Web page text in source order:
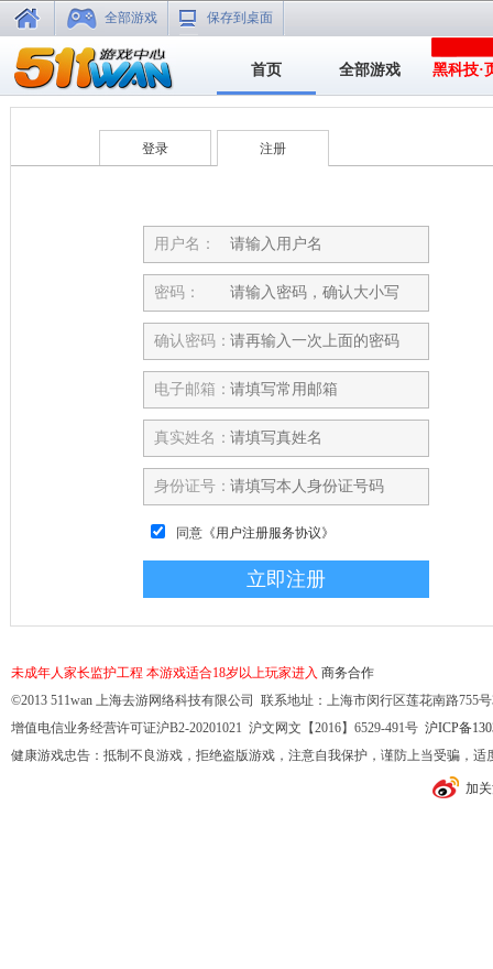
全部游戏 保存到桌面
首页 全部游戏 黑科技·
登录 注册
用户名：
密码：
确认密码：
电子邮箱：
真实姓名：
身份证号：
同意 《用户注册服务协议》
未成年人家长监护工程 本游戏适合18岁以上玩家进入 商务合作
©2013 511wan 上海去游网络科技有限公司 联系地址：上海市闵行区莲花南路755
增值电信业务经营许可证沪B2-20201021 沪文网文【2016】6529-491号 沪ICP备
健康游戏忠告：抵制不良游戏，拒绝盗版游戏，注意自我保护，谨防上当受骗，
加